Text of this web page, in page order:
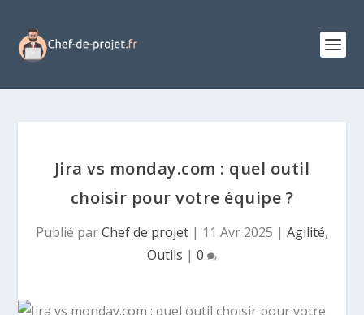
Jira vs monday.com : quel outil
choisir pour votre équipe ?
Publié parChef de projet | 11 Avr 2025 | Agilité,
Outils | 0